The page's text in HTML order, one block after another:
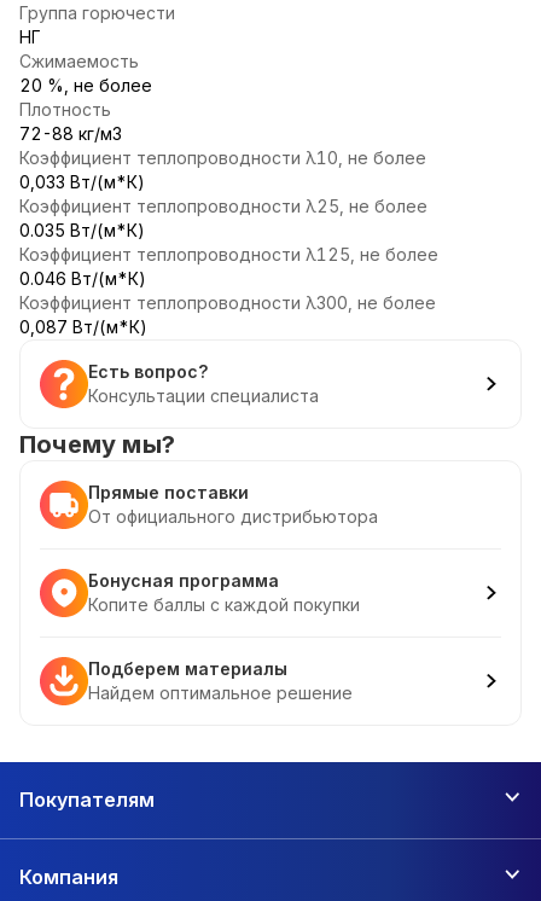
Группа горючести
НГ
Сжимаемость
20 %, не более
Плотность
72-88 кг/м3
Коэффициент теплопроводности λ10, не более
0,033 Вт/(м*К)
Коэффициент теплопроводности λ25, не более
0.035 Вт/(м*К)
Коэффициент теплопроводности λ125, не более
0.046 Вт/(м*К)
Коэффициент теплопроводности λ300, не более
0,087 Вт/(м*К)
Есть вопрос?
Консультации специалиста
Почему мы?
Прямые поставки
От официального дистрибьютора
Бонусная программа
Копите баллы с каждой покупки
Подберем материалы
Найдем оптимальное решение
Покупателям
Компания